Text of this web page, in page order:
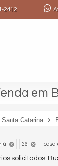
2412
em
Santa Catarina
26 casa
solicitados.